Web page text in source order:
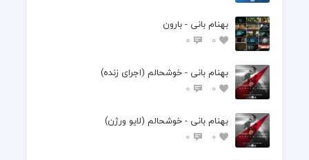
بهنام بانی - بارون
0
0
بهنام بانی - خوشحالم (اجرای زنده)
0
0
بهنام بانی - خوشحالم (لایو ورژن)
0
0